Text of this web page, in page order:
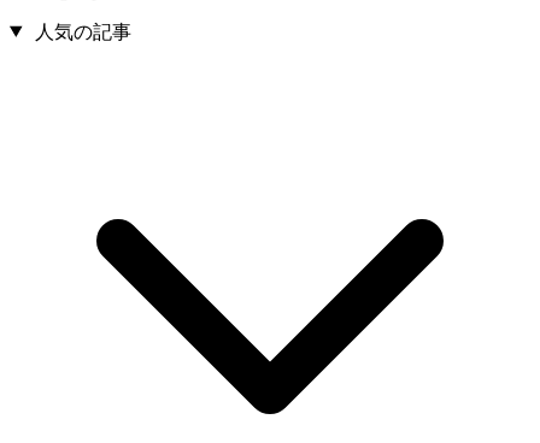
人気の記事